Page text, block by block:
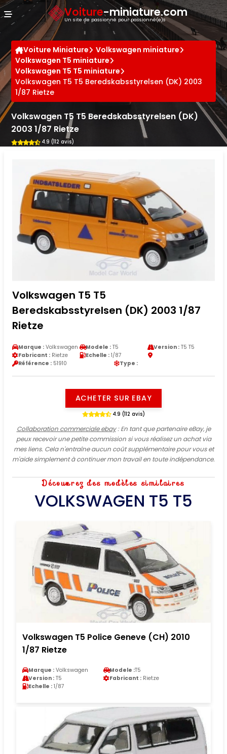
Voiture-miniature.com
Un site de passionné pour passionné(e)s
Voiture Miniature
Volkswagen miniature
Volkswagen T5 miniature
Volkswagen T5 T5 miniature
Volkswagen T5 T5 Beredskabsstyrelsen (DK) 2003
1/87 Rietze
Volkswagen T5 T5 Beredskabsstyrelsen (DK)
2003 1/87 Rietze
4.9 (112 avis)
Volkswagen T5 T5
Beredskabsstyrelsen (DK) 2003 1/87
Rietze
Marque : Volkswagen Modele : T5 Version :T5 T5
Fabricant : Rietze Echelle : 1/87
Référence : 51910 Type :
ACHETER SUR EBAY
4.9 (112 avis)
Collaboration commerciale ebay: En tant que partenaire eBay, je
peux recevoir une petite commission si vous réalisez un achat via
mes liens. Cela n'entraîne aucun coût supplémentaire pour vous et
m'aide simplement à continuer mon travail en toute indépendance.
Découvrez des modèles similaires
VOLKSWAGEN T5 T5
Volkswagen T5 Police Geneve (CH) 2010
1/87 Rietze
Marque : Volkswagen Modele :T5
Version : T5 Fabricant : Rietze
Echelle : 1/87
Panneau de gestion des cookies